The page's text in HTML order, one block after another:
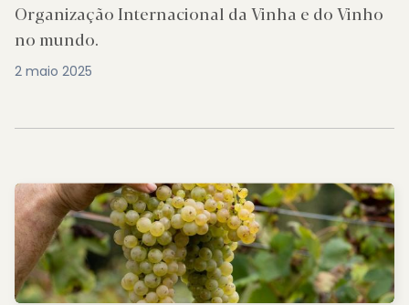
Organização Internacional da Vinha e do Vinho
no mundo.
2 maio 2025